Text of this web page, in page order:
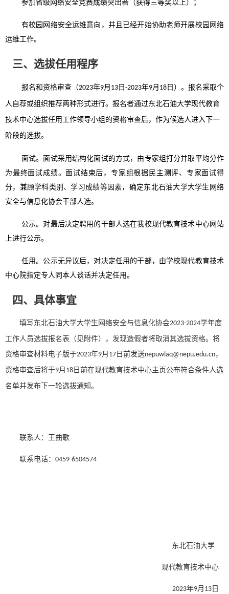
参加省级 网络安全竞赛成绩突出者（获得三等奖以上）；
有校园网络安全运维意向，并且已经开始协助老师开展校园网络
运维工作。
三、 选拔任用程序
报名和资格审查（2023年9月 13 日 -2023年9月 18 日）。报名采取个
人自荐或组织推荐两种形式进行。报名者通过东北石油大学现代教育
技术中心选拔任用工作领导小组的资格审查后，作为候选人进入下一
阶段的选拔。
面试。面试采用结构化面试的方式，由专家组打分并取平均分作
为最终面试成绩。面试结束后，专家组根据民主测评、专家面试得
分，兼顾学科类别、学习成绩等因素，确定东北石油大学大学生网络
安全与信息化协会干部人选。
公示。对最后决定聘用的干部人选在我校现代教育技术中心网站
上进行公示。
任用。公示无异议后，对决定任用的干部，由学校现代教育技术
中心院指定专人同本人谈话并决定任用。
四、 具体事宜
填写东北石油大学大学生 网络安全与信息化协会2023-2024学年度
工作人员选拔报名表（见附件），发现造假者将取消其选拔资格。将
资格审查材料电子版于2023年9月 17 日前发送nepuwlaq@nepu.edu.cn，
资格审查后将于9月 18 日前在现代教育技术中心主页 公布符合条件人选
名单并发布下一轮选拔通知。
联系人： 王曲歌
联系电话： 0459-6504574
东北石油大学
现代教育技术中心
2023年9月 13 日